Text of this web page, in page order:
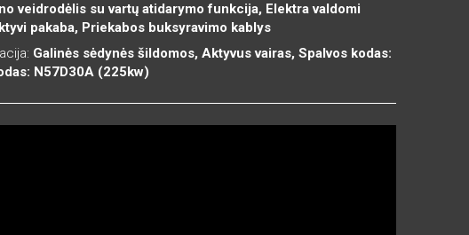
veidrodėlis su vartų atidarymo funkcija, Elektra valdomi
pakaba, Priekabos buksyravimo kablys
Galinės sėdynės šildomos, Aktyvus vairas, Spalvos kodas:
N57D30A (225kw)